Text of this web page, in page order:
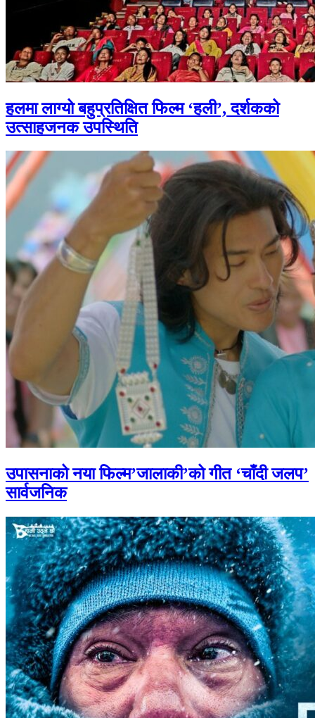
हलमा लाग्यो बहुप्रतिक्षित फिल्म ‘हली’, दर्शकको
उत्साहजनक उपस्थिति
उपासनाको नया फिल्म’जालाकी’को गीत ‘चाँदी जलप’
सार्वजनिक